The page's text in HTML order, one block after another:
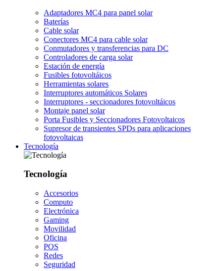
Adaptadores MC4 para panel solar
Baterías
Cable solar
Conectores MC4 para cable solar
Conmutadores y transferencias para DC
Controladores de carga solar
Estación de energía
Fusibles fotovoltáicos
Herramientas solares
Interruptores automáticos Solares
Interruptores - seccionadores fotovoltáicos
Montaje panel solar
Porta Fusibles y Seccionadores Fotovoltaicos
Supresor de transientes SPDs para aplicaciones
fotovoltaicas
Tecnología
Tecnología
Accesorios
Computo
Electrónica
Gaming
Movilidad
Oficina
POS
Redes
Seguridad